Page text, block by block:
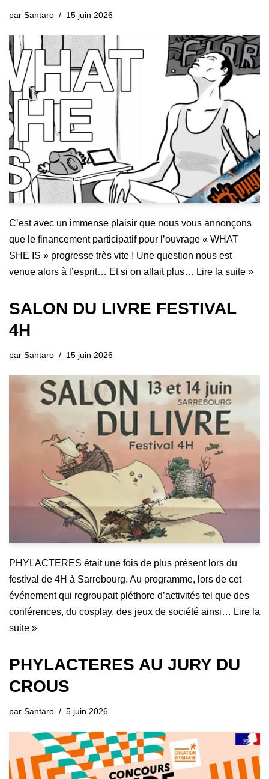
par Santaro 15 juin 2026
C’est avec un immense plaisir que nous vous annonçons
que le financement participatif pour l’ouvrage « WHAT
SHE IS » progresse très vite ! Une question nous est
venue alors à l’esprit… Et si on allait plus… Lire la suite »
SALON DU LIVRE FESTIVAL
4H
par Santaro 15 juin 2026
PHYLACTERES était une fois de plus présent lors du
festival de 4H à Sarrebourg. Au programme, lors de cet
événement qui regroupait pléthore d’activités tel que des
conférences, du cosplay, des jeux de société ainsi… Lire la
suite »
PHYLACTERES AU JURY DU
CROUS
par Santaro 5 juin 2026